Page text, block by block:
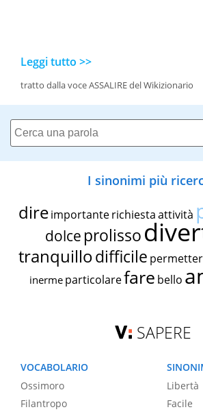
Leggi tutto >>
tratto dalla voce ASSALIRE del Wikizionario
I sinonimi più
dire importante richiestaattività
dolce prolisso
tranquillodifficile
inerme particolarefare bello
SAPERE
VOCABOLARIO
Ossimoro
Filantropo
Libertà
Facile